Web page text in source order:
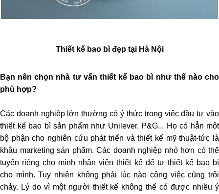
Thiết kế bao bì đẹp tại Hà Nội
Bạn nên chọn nhà tư vấn thiết kế bao bì như thế nào cho
phù hợp?
Các doanh nghiệp lớn thường có ý thức trong việc đầu tư vào
thiết kế bao bì sản phẩm như Unilever, P&G... Họ có hẳn một
bộ phận cho nghiên cứu phát triển và thiết kế mỹ thuật-tức là
khâu marketing sản phẩm. Các doanh nghiệp nhỏ hơn có thể
tuyển riêng cho mình nhân viên thiết kế để tự thiết kế bao bì
cho mình. Tuy nhiên không phải lúc nào công việc cũng trôi
chảy. Lý do vì một người thiết kế không thể có được nhiều ý